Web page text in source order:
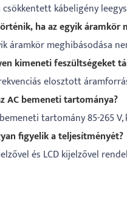
csökkentett kábeligény
ha az egyik áramkör
áramkör meghibásodása
kimeneti feszültségeket
elosztott
AC bemeneti tartománya?
tartomány 85-265
figyelik a teljesítményét?
és LCD kijelzővel